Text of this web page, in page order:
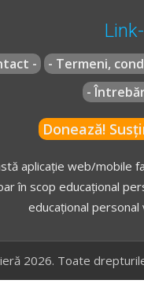
- - Termeni,
-
Donează!
aplicație web/mobile
în scop educațional
educațional
2026. Toate